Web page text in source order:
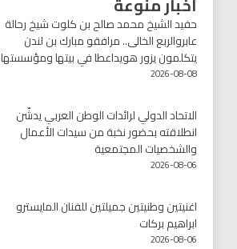
حفيد الشيخ محمد صالح بن كلوت شيخ رحالة
عابروالربع الخالى.. مرافقو مبارك بن لندن
يتكلمون يزور هويداعطا في بيتها ومؤسستها
2026-08-08
الاتحاد الدولي لرائدات الوطن العربي يدشّن
انطلاقته بحضور نخبة من سيدات الأعمال
والشخصيات المجتمعية
2026-08-06
اغنيتين وطنيتين جميلتين للفنان المايسترو
ابراهيم بركات
2026-08-06